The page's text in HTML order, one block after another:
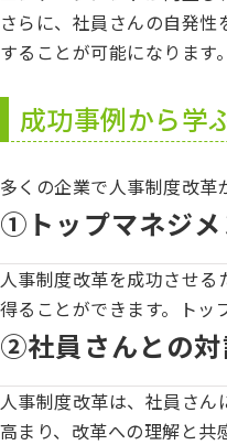
さらに、社員さんの自発
することが可能になります。
成功事例から学
多くの企業で人事制度改革
①トップマネジメ
人事制度改革を成功させ
得ることができます。トッ
②社員さんとの対
人事制度改革は、社員さ
高まり、改革への理解と共